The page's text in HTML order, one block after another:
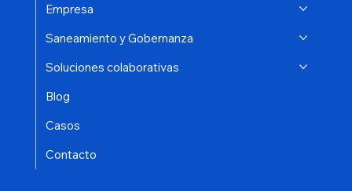
Empresa
Saneamiento y Gobernanza
Soluciones colaborativas
Blog
Casos
Contacto